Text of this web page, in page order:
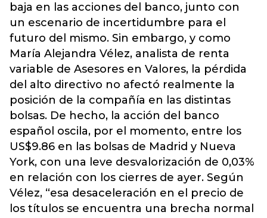
baja en las acciones del banco, junto con
un escenario de incertidumbre para el
futuro del mismo. Sin embargo, y como
María Alejandra Vélez, analista de renta
variable de Asesores en Valores, la pérdida
del alto directivo no afectó realmente la
posición de la compañía en las distintas
bolsas. De hecho, la acción del banco
español oscila, por el momento, entre los
US$9.86 en las bolsas de Madrid y Nueva
York, con una leve desvalorización de 0,03%
en relación con los cierres de ayer. Según
Vélez, “esa desaceleración en el precio de
los títulos se encuentra una brecha normal